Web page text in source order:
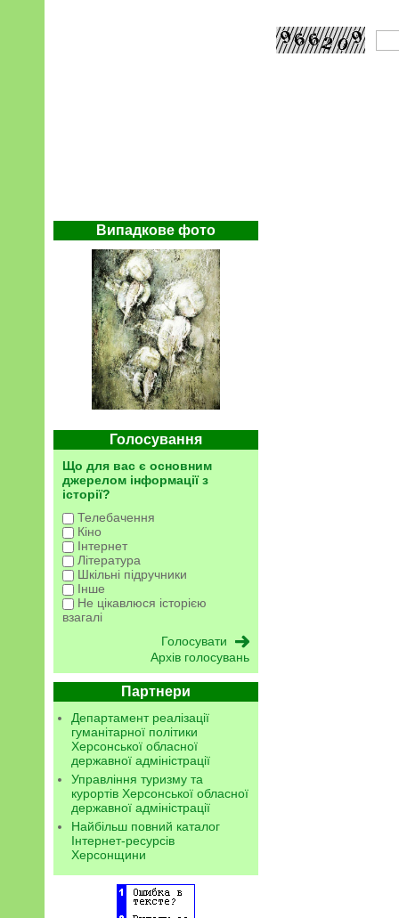
Випадкове фото
Голосування
Що для вас є основним
джерелом інформації з
історії?
Телебачення
Кіно
Інтернет
Література
Шкільні підручники
Інше
Не цікавлюся історією
взагалі
Архів голосувань
Партнери
Департамент реалізації
гуманітарної політики
Херсонської обласної
державної адміністрації
Управління туризму та
курортів Херсонської обласної
державної адміністрації
Найбільш повний каталог
Інтернет-ресурсів
Херсонщини